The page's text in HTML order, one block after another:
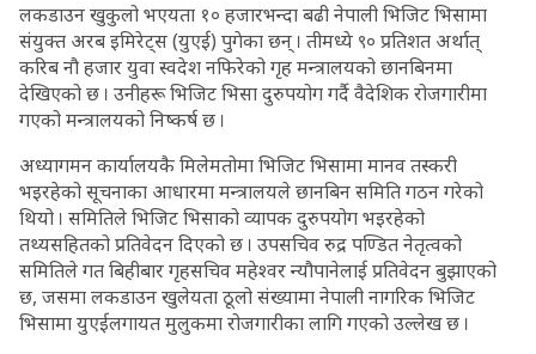
लकडाउन खुकुलो भएयता १० हजारभन्दा बढी नेपाली भिजिट भिसामा
संयुक्त अरब इमिरेट्स (युएई) पुगेका छन् । तीमध्ये ९० प्रतिशत अर्थात्
करिब नौ हजार युवा स्वदेश नफिरेको गृह मन्त्रालयको छानबिनमा
देखिएको छ । उनीहरू भिजिट भिसा दुरुपयोग गर्दै वैदेशिक रोजगारीमा
गएको मन्त्रालयको निष्कर्ष छ ।
अध्यागमन कार्यालयकै मिलेमतोमा भिजिट भिसामा मानव तस्करी
भइरहेको सूचनाका आधारमा मन्त्रालयले छानबिन समिति गठन गरेको
थियो । समितिले भिजिट भिसाको व्यापक दुरुपयोग भइरहेको
तथ्यसहितको प्रतिवेदन दिएको छ । उपसचिव रुद्र पण्डित नेतृत्वको
समितिले गत बिहीबार गृहसचिव महेश्वर न्यौपानेलाई प्रतिवेदन बुझाएको
छ, जसमा लकडाउन खुलेयता ठूलो संख्यामा नेपाली नागरिक भिजिट
भिसामा युएईलगायत मुलुकमा रोजगारीका लागि गएको उल्लेख छ ।